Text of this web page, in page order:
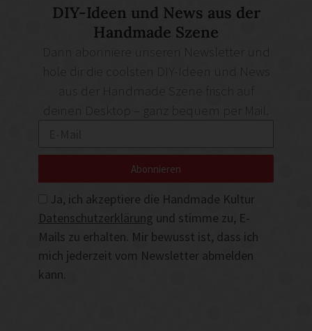
DIY-Ideen und News aus der
Handmade Szene
deinen Desktop – ganz bequem per Mail.
Ja, ich akzeptiere die Handmade Kultur
Datenschutzerklärung und stimme zu, E-
Mails zu erhalten. Mir bewusst ist, dass ich
mich jederzeit vom Newsletter abmelden
kann.
Abonnieren